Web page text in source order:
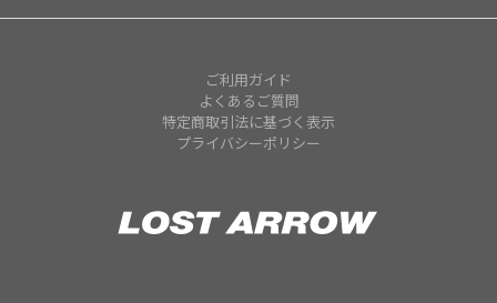
ご利用ガイド
よくあるご質問
特定商取引法に基づく表示
プライバシーポリシー